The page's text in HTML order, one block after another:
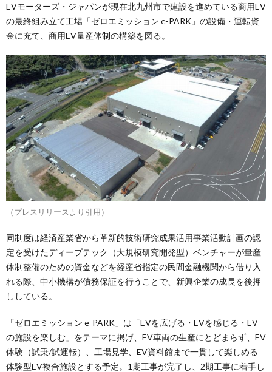
EVモーターズ・ジャパンが現在北九州市で建設を進めている商用EV
の最終組み立て工場「ゼロエミッション e-PARK」の設備・運転資
金に充て、商用EV量産体制の構築を図る。
（プレスリリースより引用）
同制度は経済産業省から革新的技術研究成果活用事業活動計画の認
定を受けたディープテック（大規模研究開発型）ベンチャーが量産
体制整備のための資金などを経産省指定の民間金融機関から借り入
れる際、中小機構が債務保証を行うことで、新興企業の成長を後押
ししている。
「ゼロエミッション e-PARK」は「EVを広げる・EVを感じる・EV
の施設を楽しむ」をテーマに掲げ、EV車両の生産にとどまらず、EV
体験（試乗/試運転）、工場見学、EV資料館まで一貫して楽しめる
体験型EV複合施設とする予定。1期工事が完了し、2期工事に着手し